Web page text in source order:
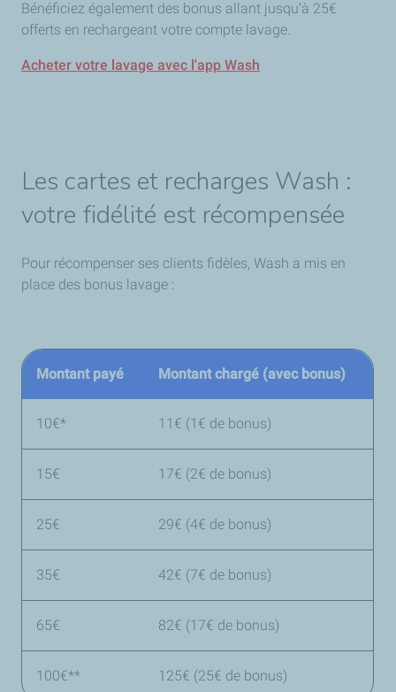
Bénéficiez également des bonus allant jusqu’à 25€
offerts en rechargeant votre compte lavage.
Acheter votre lavage avec l'app Wash
Les cartes et recharges Wash :
votre fidélité est récompensée
Pour récompenser ses clients fidèles, Wash a mis en
place des bonus lavage :
Montant payé Montant chargé (avec bonus)
10€* 11€ (1€ de bonus)
15€ 17€ (2€ de bonus)
25€ 29€ (4€ de bonus)
35€ 42€ (7€ de bonus)
65€ 82€ (17€ de bonus)
100€** 125€ (25€ de bonus)